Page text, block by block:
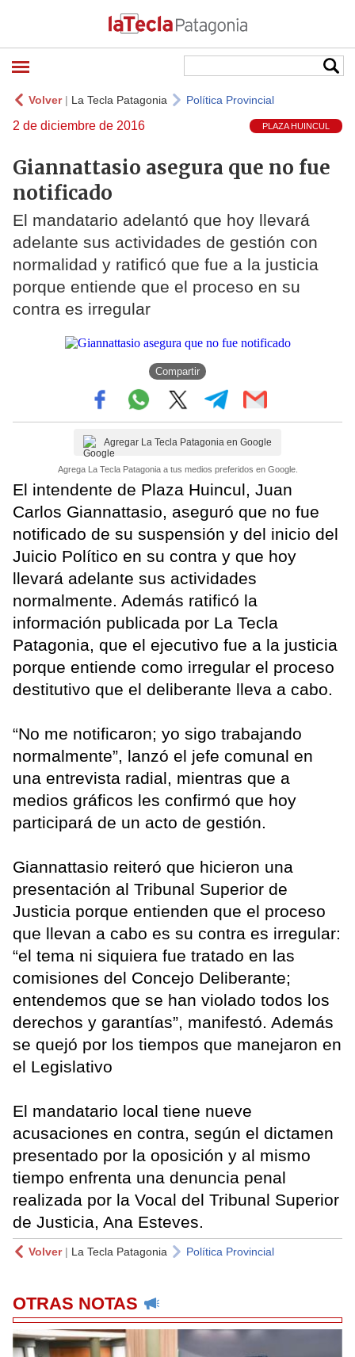
Volver| La Tecla Patagonia Política Provincial
2 de diciembre de 2016 PLAZA HUINCUL
Giannattasio asegura que no fue
notificado
El mandatario adelantó que hoy llevará
adelante sus actividades de gestión con
normalidad y ratificó que fue a la justicia
porque entiende que el proceso en su
contra es irregular
Compartir
Agregar La Tecla Patagonia en Google
Agrega La Tecla Patagonia a tus medios preferidos en Google.
El intendente de Plaza Huincul, Juan
Carlos Giannattasio, aseguró que no fue
notificado de su suspensión y del inicio del
Juicio Político en su contra y que hoy
llevará adelante sus actividades
normalmente. Además ratificó la
información publicada por La Tecla
Patagonia, que el ejecutivo fue a la justicia
porque entiende como irregular el proceso
destitutivo que el deliberante lleva a cabo.
“No me notificaron; yo sigo trabajando
normalmente”, lanzó el jefe comunal en
una entrevista radial, mientras que a
medios gráficos les confirmó que hoy
participará de un acto de gestión.
Giannattasio reiteró que hicieron una
presentación al Tribunal Superior de
Justicia porque entienden que el proceso
que llevan a cabo es su contra es irregular:
“el tema ni siquiera fue tratado en las
comisiones del Concejo Deliberante;
entendemos que se han violado todos los
derechos y garantías”, manifestó. Además
se quejó por los tiempos que manejaron en
el Legislativo
El mandatario local tiene nueve
acusaciones en contra, según el dictamen
presentado por la oposición y al mismo
tiempo enfrenta una denuncia penal
realizada por la Vocal del Tribunal Superior
de Justicia, Ana Esteves.
Volver| La Tecla Patagonia Política Provincial
OTRAS NOTAS